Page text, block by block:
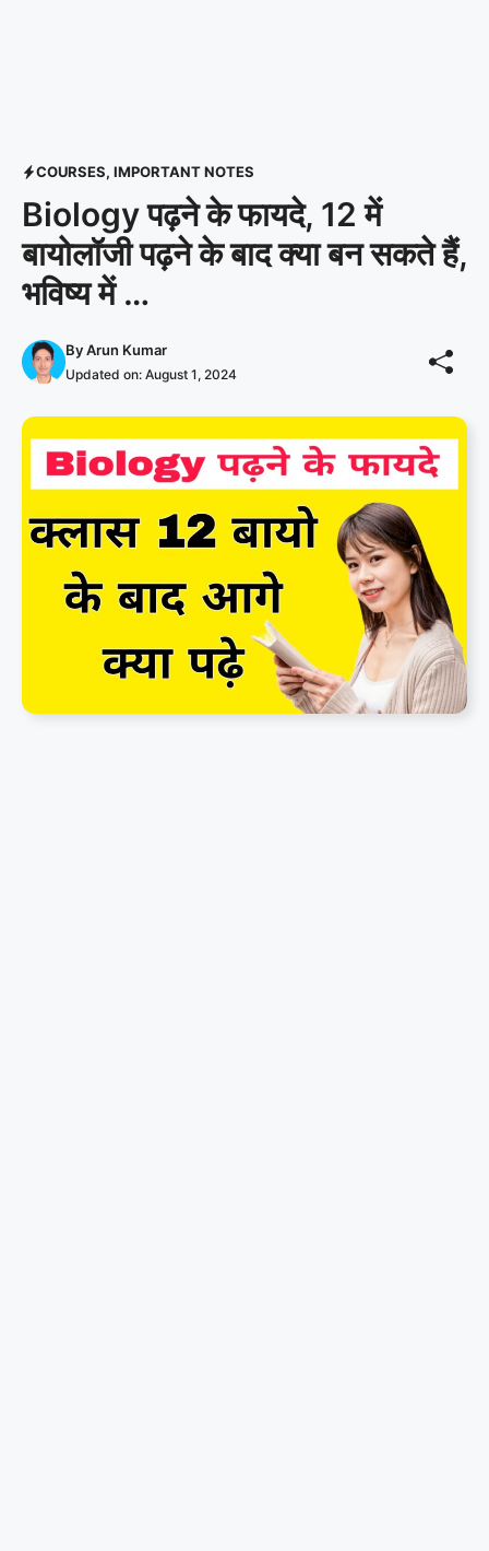
COURSES, IMPORTANT NOTES
Biology पढ़ने के फायदे, 12 में
बायोलॉजी पढ़ने के बाद क्या बन सकते हैं,
भविष्य में …
ByArun Kumar
Updated on: August 1, 2024